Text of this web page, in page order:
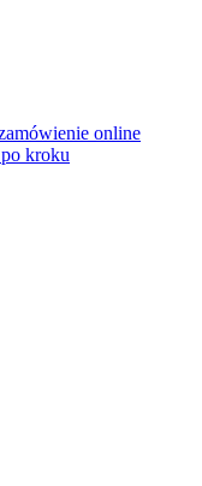
online
kroku